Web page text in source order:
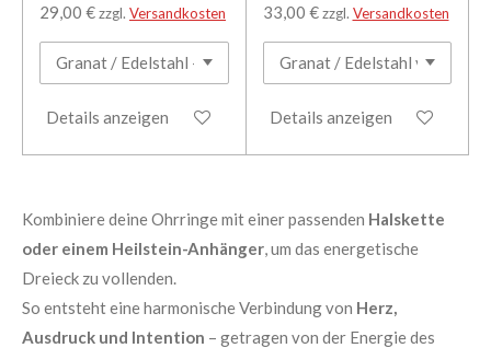
29,00 €zzgl. Versandkosten
Details anzeigen
33,00 € zzgl. Versandkosten
Details anzeigen
Kombiniere deine Ohrringe mit einer passenden Halskette
oder einem Heilstein-Anhänger, um das energetische
Dreieck zu vollenden.
So entsteht eine harmonische Verbindung von Herz,
Ausdruck und Intention – getragen von der Energie des